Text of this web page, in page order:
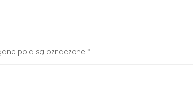
pola są oznaczone *